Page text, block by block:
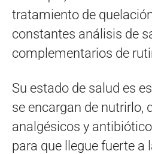
tratamiento de
constantes análisis de
complementarios de
Su estado de salud es
se encargan de nutrirlo,
analgésicos y
para que llegue fuerte a